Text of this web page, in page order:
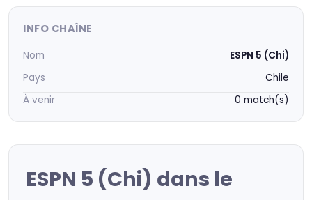
INFO CHAÎNE
Nom
ESPN 5 (Chi)
Pays
Chile
À venir
0 match(s)
ESPN 5 (Chi) dans le